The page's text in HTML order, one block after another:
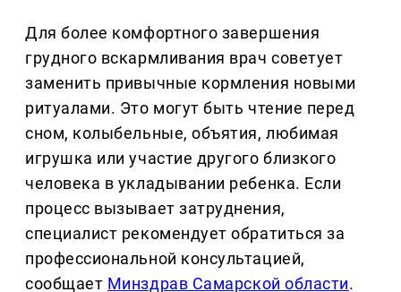
Для более комфортного завершения
грудного вскармливания врач советует
заменить привычные кормления новыми
ритуалами. Это могут быть чтение перед
сном, колыбельные, объятия, любимая
игрушка или участие другого близкого
человека в укладывании ребенка. Если
процесс вызывает затруднения,
специалист рекомендует обратиться за
профессиональной консультацией,
сообщает Минздрав Самарской области.